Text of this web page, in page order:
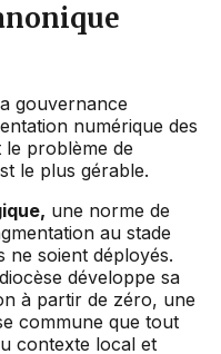
gouvernance
numérique des
problème de
le plus gérable.
une norme de
au stade
ne soient déployés.
développe sa
à partir de zéro, une
commune que tout
contexte local et